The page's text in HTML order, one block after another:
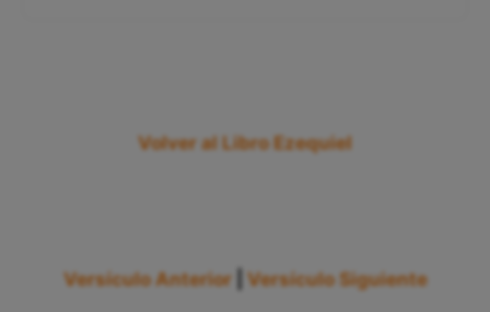
Volver al Libro Ezequiel
Versículo Anterior Versículo Siguiente